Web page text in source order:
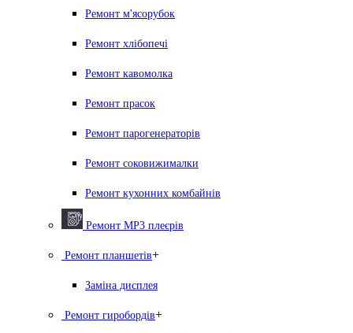
Ремонт м'ясорубок
Ремонт хлiбопечi
Ремонт кавомолка
Ремонт прасок
Ремонт парогенераторiв
Ремонт соковижималки
Ремонт кухонних комбайнів
Ремонт MP3 плеєрів
Ремонт планшетів+
Заміна дисплея
Ремонт гиробордiв+